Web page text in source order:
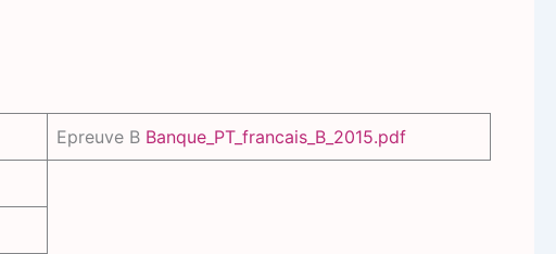
Epreuve B Banque_PT_francais_B_2015.pdf